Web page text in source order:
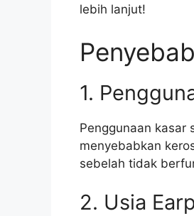
lebih lanjut!
1.
Penggunaan kasar
menyebabkan
sebelah tidak
2. Usia